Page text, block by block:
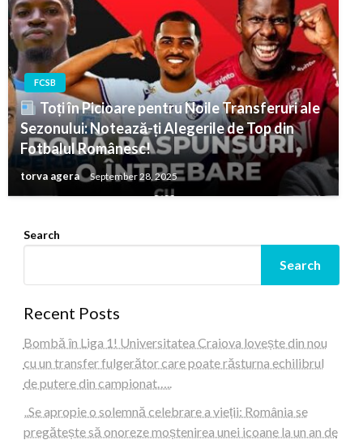
FCSB
Toți în Picioare pentru Noile Transferuri ale
Sezonului: Notează-ți Alegerile de Top din
Fotbalul Românesc!
torva agera September 28, 2025
Search
Search
Recent Posts
Bombă în Liga 1! Universitatea Craiova lovește din nou
cu un transfer fulgerător care poate răsturna echilibrul
de putere din campionat…..
„Se apropie o solemnă celebrare a vieții: România se
pregătește să onoreze moștenirea unei icoane la un an de